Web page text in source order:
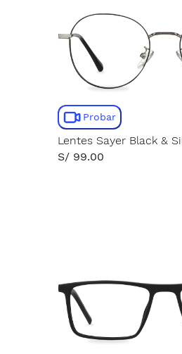
Probar
Lentes Sayer Black &
S/ 99.00